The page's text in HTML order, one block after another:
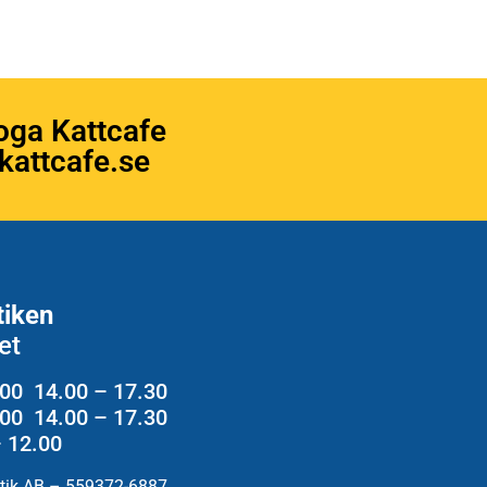
Kattcafe
14.00 – 17.30
14.00 – 17.30
12.00